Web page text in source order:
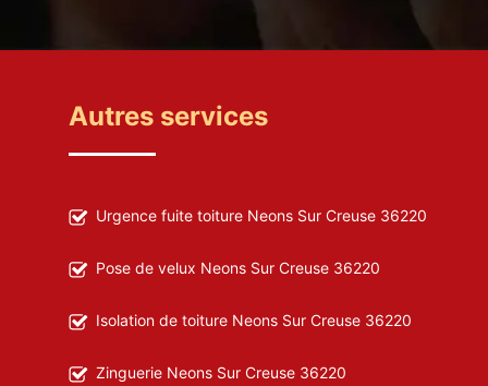
Autres services
Urgence fuite toiture Neons Sur Creuse 36220
Pose de velux Neons Sur Creuse 36220
Isolation de toiture Neons Sur Creuse 36220
Zinguerie Neons Sur Creuse 36220